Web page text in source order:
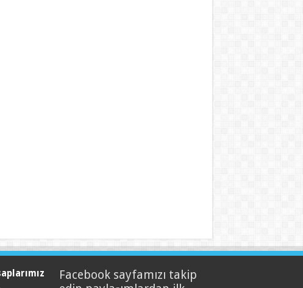
Facebook sayfamızı takip